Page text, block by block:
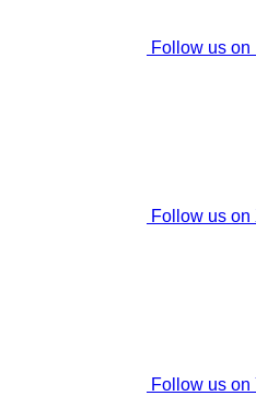
Follow us on
Follow us on
Follow us on